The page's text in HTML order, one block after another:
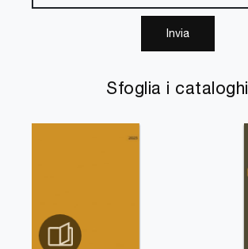
Sfoglia i cataloghi
Invia